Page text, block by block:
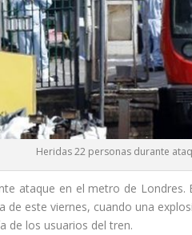
Heridas 22 personas durante
ataque en el metro de
de este viernes, cuando una
de los usuarios del tren.